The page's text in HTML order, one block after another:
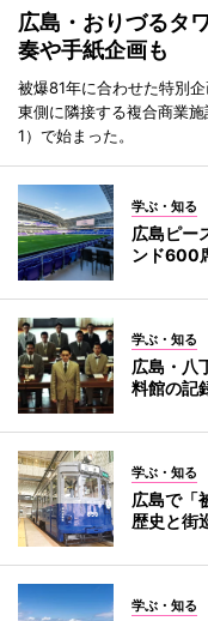
広島・おりづるタ
奏や手紙企画も
被爆81年に合わせた特別
東側に隣接する複合商業
1）で始まった。
学ぶ・知る
広島ピー
ンド600
学ぶ・知る
広島・八
料館の記
学ぶ・知る
広島で「
歴史と街
学ぶ・知る